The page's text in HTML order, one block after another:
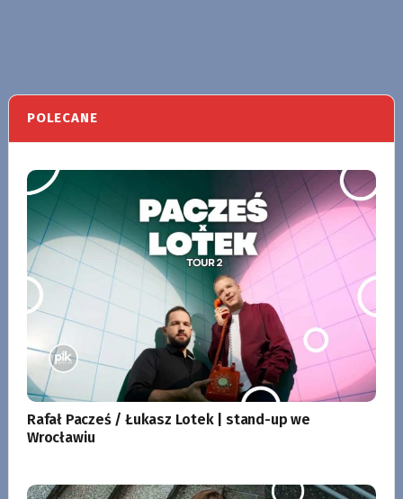
POLECANE
Rafał Pacześ / Łukasz Lotek | stand-up we
Wrocławiu